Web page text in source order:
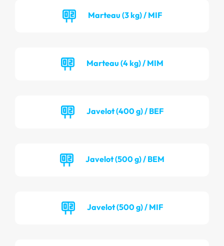
Marteau (3 kg) / MIF
Marteau (4 kg) / MIM
Javelot (400 g) / BEF
Javelot (500 g) / BEM
Javelot (500 g) / MIF